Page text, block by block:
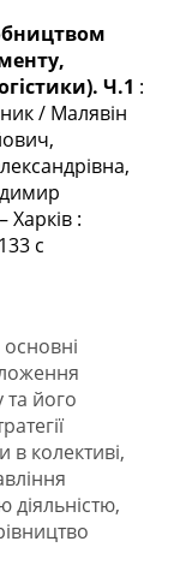
Ч.1 :
/ Малявін
Харків :
с
його
в колективі,